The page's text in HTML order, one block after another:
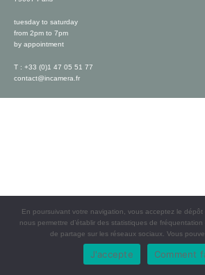
tuesday to saturday
from 2pm to 7pm
by appointment
T : +33 (0)1 47 05 51 77
contact@incamera.fr
En poursuivant votre navigation, vous acceptez le
nous permettre d’établir des statistiques de
de partage sur les réseaux sociaux. Vous
J'accepte Comment